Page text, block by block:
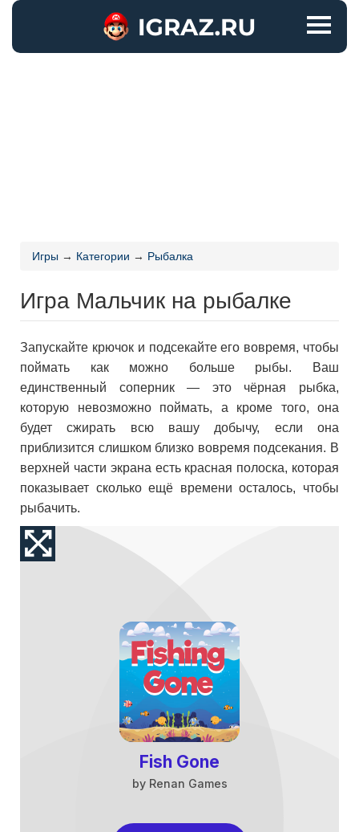
Игры → Категории → Рыбалка
Игра Мальчик на рыбалке
Запускайте крючок и подсекайте его вовремя, чтобы
поймать как можно больше рыбы. Ваш
единственный соперник — это чёрная рыбка,
которую невозможно поймать, а кроме того, она
будет сжирать всю вашу добычу, если она
приблизится слишком близко вовремя подсекания. В
верхней части экрана есть красная полоска, которая
показывает сколько ещё времени осталось, чтобы
рыбачить.